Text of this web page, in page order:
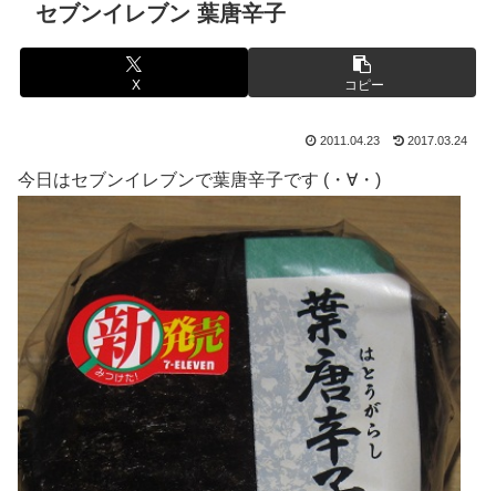
セブンイレブン 葉唐辛子
X コピー
2011.04.23 2017.03.24
今日はセブンイレブンで葉唐辛子です (・∀・)